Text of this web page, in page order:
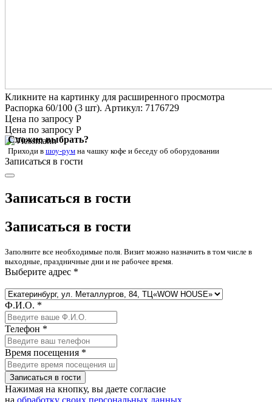
Кликните на картинку для расширенного просмотра
Распорка 60/100 (3 шт). Артикул: 7176729
Цена по запросу Р
Цена по запросу Р
Сложно выбрать?
Приходи в шоу-рум на чашку кофе и беседу об оборудовании
Записаться в гости
Записаться в гости
Записаться в гости
Заполните все необходимые поля. Визит можно назначить в том числе в
выходные, праздничные дни и не рабочее время.
Выберите адрес *
Ф.И.О. *
Телефон *
Время посещения *
Записаться в гости
Нажимая на кнопку, вы даете согласие
на обработку своих персональных данных